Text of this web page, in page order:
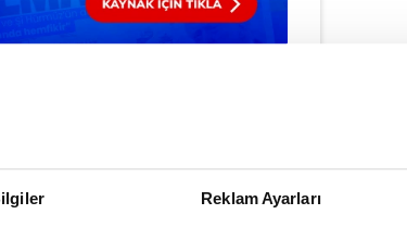
Reklam Ayarları